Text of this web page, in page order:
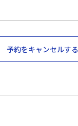
予約をキャンセルする